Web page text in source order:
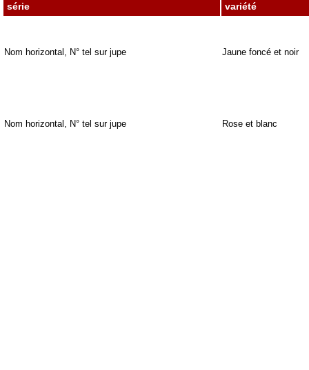
série variété
Nom horizontal, N° tel sur jupe Jaune foncé et noir
Nom horizontal, N° tel sur jupe Rose et blanc